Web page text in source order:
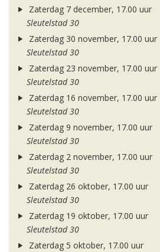
Zaterdag 7 december, 17.00 uur
Sleutelstad 30
Zaterdag 30 november, 17.00 uur
Sleutelstad 30
Zaterdag 23 november, 17.00 uur
Sleutelstad 30
Zaterdag 16 november, 17.00 uur
Sleutelstad 30
Zaterdag 9 november, 17.00 uur
Sleutelstad 30
Zaterdag 2 november, 17.00 uur
Sleutelstad 30
Zaterdag 26 oktober, 17.00 uur
Sleutelstad 30
Zaterdag 19 oktober, 17.00 uur
Sleutelstad 30
Zaterdag 5 oktober, 17.00 uur